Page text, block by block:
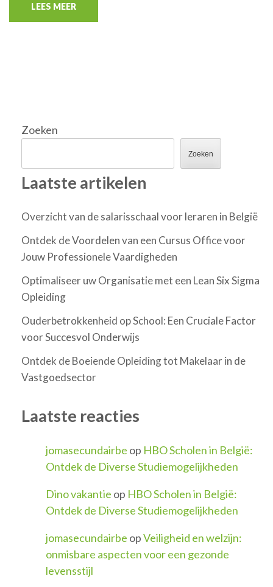
LEES MEER
Zoeken
Zoeken
Laatste artikelen
Overzicht van de salarisschaal voor leraren in België
Ontdek de Voordelen van een Cursus Office voor
Jouw Professionele Vaardigheden
Optimaliseer uw Organisatie met een Lean Six Sigma
Opleiding
Ouderbetrokkenheid op School: Een Cruciale Factor
voor Succesvol Onderwijs
Ontdek de Boeiende Opleiding tot Makelaar in de
Vastgoedsector
Laatste reacties
jomasecundairbe op HBO Scholen in België:
Ontdek de Diverse Studiemogelijkheden
Dino vakantie op HBO Scholen in België:
Ontdek de Diverse Studiemogelijkheden
jomasecundairbe opVeiligheid en welzijn:
onmisbare aspecten voor een gezonde
levensstijl